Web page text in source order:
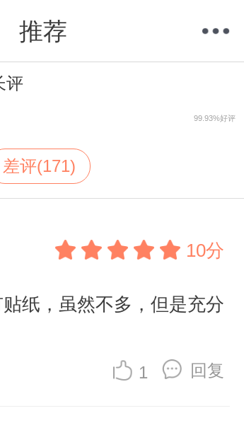
推荐
评
99.93%好评
差评(171)
10分
纸，虽然不多，但是充分
回复
1